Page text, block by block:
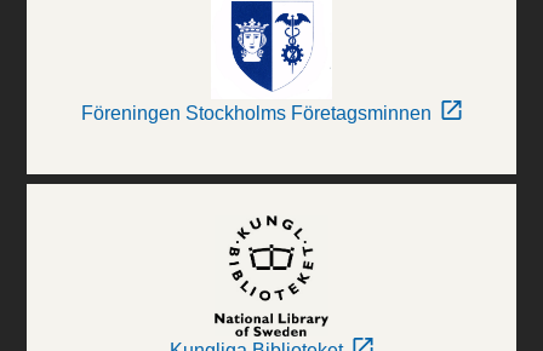
Föreningen Stockholms Företagsminnen